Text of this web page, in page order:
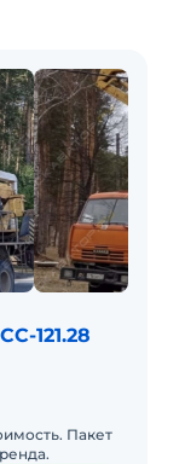
121.28
Пакет